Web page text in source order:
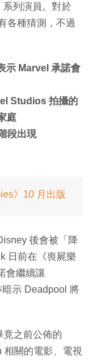
列演員。對於
各種猜測，不過
示 Marvel 承諾會
Studios 拍攝的
庭
段出現
》10 月出版
後會被「降
日前在《喪屍樂
會繼續讓
示 Deadpool 將
竟之前公佈的
相關的電影、電視